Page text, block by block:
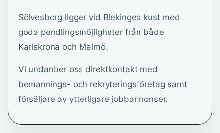
Sölvesborg ligger vid Blekinges kust med
goda pendlingsmöjligheter från både
Karlskrona och Malmö.
Vi undanber oss direktkontakt med
bemannings- och rekryteringsföretag samt
försäljare av ytterligare jobbannonser.